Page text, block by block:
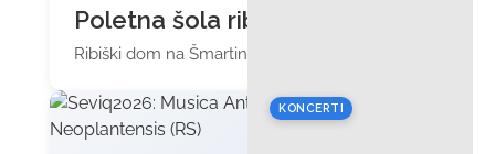
Poletna šola ribolova
Ribiški dom na Šmartinskem jezeru
KONCERTI